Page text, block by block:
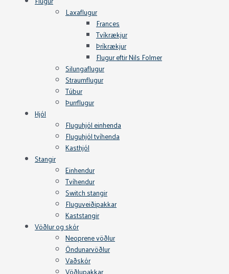
Laxaflugur
Frances
Tvíkrækjur
Þríkrækjur
Flugur eftir Nils Folmer
Silungaflugur
Straumflugur
Túbur
Þurrflugur
Hjól
Fluguhjól einhenda
Fluguhjól tvíhenda
Kasthjól
Stangir
Einhendur
Tvíhendur
Switch stangir
Fluguveiðipakkar
Kaststangir
Vöðlur og skór
Neoprene vöðlur
Öndunarvöðlur
Vaðskór